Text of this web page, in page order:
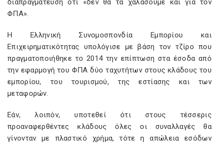
διαπραγμάτευση ότι «δεν θα τα χαλάσουμε και για τον
ΦΠΑ».
Η Ελληνική Συνομοσπονδία Εμπορίου και
Επιχειρηματικότητας υπολόγισε με βάση τον τζίρο που
πραγματοποιήθηκε το 2014 την επίπτωση στα έσοδα από
την εφαρμογή του ΦΠΑ δύο ταχυτήτων στους κλάδους του
εμπορίου, του τουρισμού, της εστίασης και των
μεταφορών.
Εάν, λοιπόν, υποτεθεί ότι στους τέσσερις
προαναφερθέντες κλάδους όλες οι συναλλαγές θα
γίνονταν με πλαστικό χρήμα, τότε η απώλεια εσόδων